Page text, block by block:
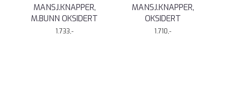
MANSJ.KNAPPER,
M.BUNN OKSIDERT
1.733,-
MANSJ.KNAPPER,
OKSIDERT
1.710,-